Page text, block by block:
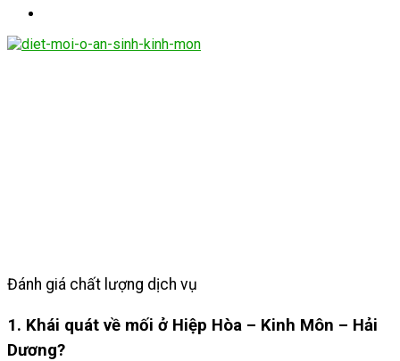
Đánh giá chất lượng dịch vụ
1. Khái quát về mối ở Hiệp Hòa – Kinh Môn – Hải
Dương?